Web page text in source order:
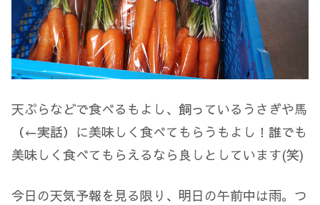
天ぷらなどで食べるもよし、飼っているうさぎや馬
（←実話）に美味しく食べてもらうもよし！誰でも
美味しく食べてもらえるなら良しとしています(笑)
今日の天気予報を見る限り、明日の午前中は雨。つ